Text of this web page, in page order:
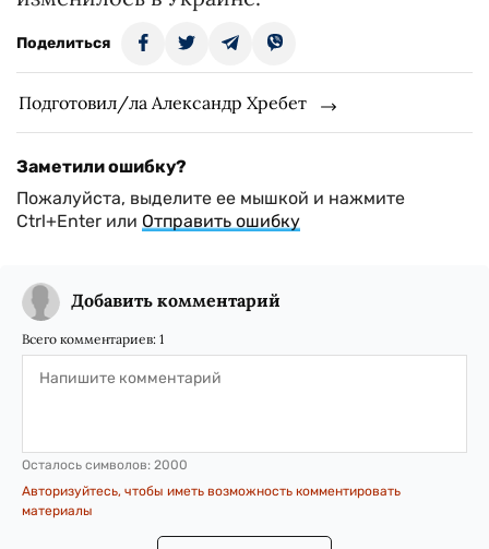
Поделиться
Подготовил/ла Александр Хребет
Заметили ошибку?
Пожалуйста, выделите ее мышкой и нажмите
Ctrl+Enter или Отправить ошибку
Добавить комментарий
Всего комментариев: 1
Осталось символов: 2000
Авторизуйтесь, чтобы иметь возможность комментировать
материалы